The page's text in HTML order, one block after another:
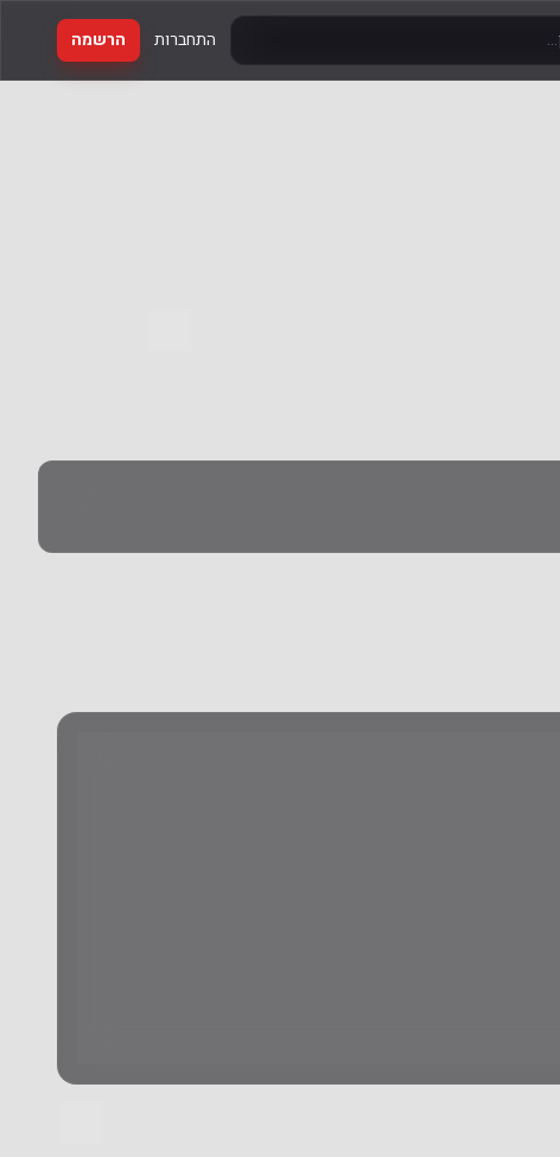
התחברות הרשמה